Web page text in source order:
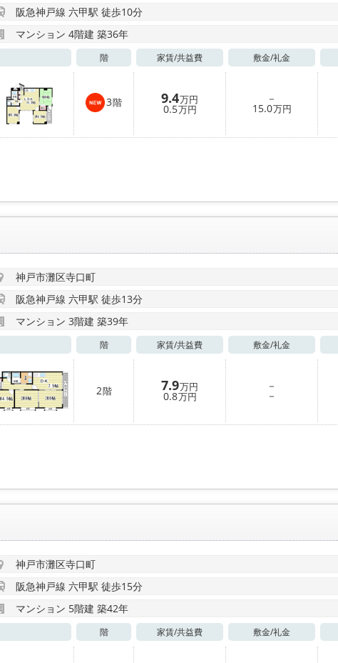
阪急神戸線 六甲駅 徒歩10分
マンション 4階建 築36年
階 家賃/共益費 敷金/礼金
3階 9.4万円
0.5万円
－
15.0万円
神戸市灘区寺口町
阪急神戸線 六甲駅 徒歩13分
マンション 3階建 築39年
階 家賃/共益費 敷金/礼金
2階 7.9万円
0.8万円
－
－
神戸市灘区寺口町
阪急神戸線 六甲駅 徒歩15分
マンション 5階建 築42年
階 家賃/共益費 敷金/礼金